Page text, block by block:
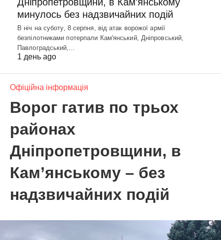
минулось без надзвичайних подій
В ніч на суботу, 8 серпня, від атак ворожої армії
безпілотниками потерпали Кам'янський, Дніпровський,
Павлоградський,…
1 день ago